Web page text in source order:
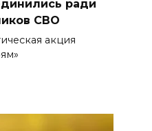
ради
СВО
акция